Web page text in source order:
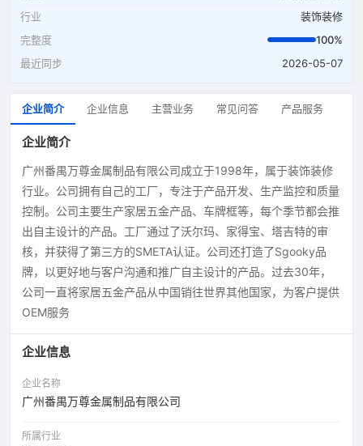
行业
装饰装修
完整度
100%
最近同步
2026-05-07
企业简介 企业信息 主营业务 常见问答 产品服务
企业简介
广州番禺万尊金属制品有限公司成立于1998年，属于装饰装修
行业。公司拥有自己的工厂，专注于产品开发、生产监控和质量
控制。公司主要生产家居五金产品、车牌框等，每个季节都会推
出自主设计的产品。工厂通过了沃尔玛、家得宝、塔吉特的审
核，并获得了第三方的SMETA认证。公司还打造了Sgooky品
牌，以更好地与客户沟通和推广自主设计的产品。过去30年，
公司一直将家居五金产品从中国销往世界其他国家，为客户提供
OEM服务
企业信息
企业名称
广州番禺万尊金属制品有限公司
所属行业